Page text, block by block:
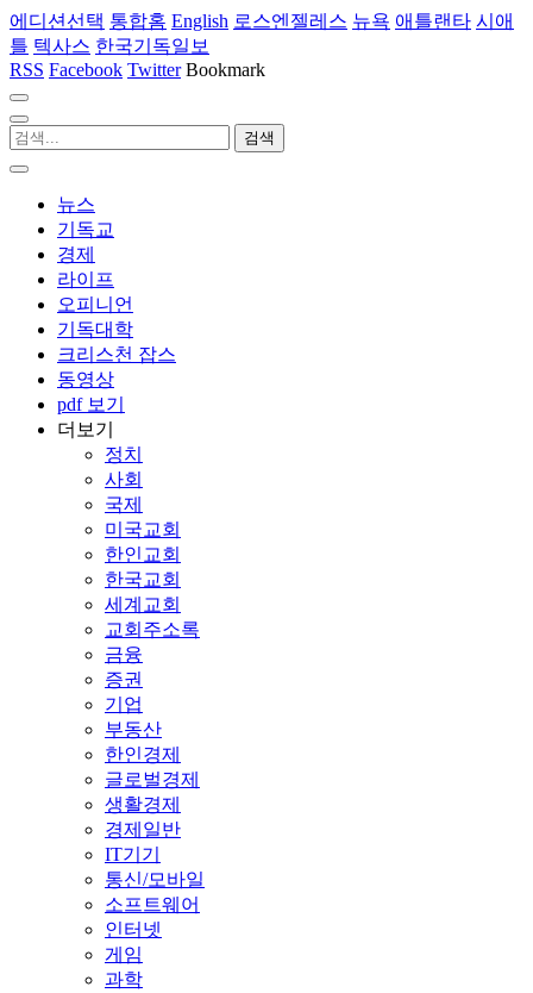
에디션선택 통합홈 English 로스엔젤레스 뉴욕 애틀랜타 시애
틀 텍사스 한국기독일보
RSS Facebook Twitter Bookmark
뉴스
기독교
경제
라이프
오피니언
기독대학
크리스천 잡스
동영상
pdf 보기
더보기
정치
사회
국제
미국교회
한인교회
한국교회
세계교회
교회주소록
금융
증권
기업
부동산
한인경제
글로벌경제
생활경제
경제일반
IT기기
통신/모바일
소프트웨어
인터넷
게임
과학